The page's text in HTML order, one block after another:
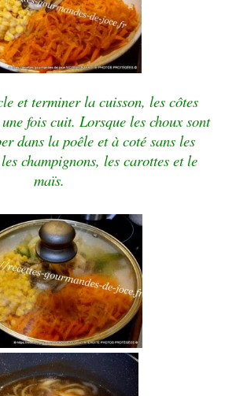
et terminer la cuisson, les côtes
fois cuit. Lorsque les choux sont
dans la poêle et à coté sans les
champignons, les carottes et le
maïs.